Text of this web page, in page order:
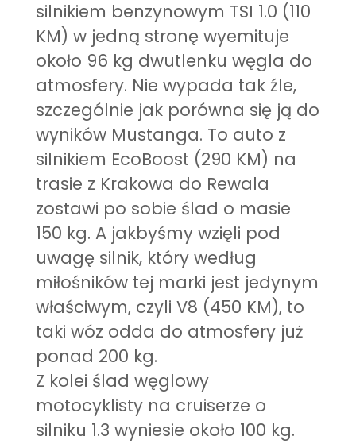
silnikiem benzynowym TSI 1.0 (110
KM) w jedną stronę wyemituje
około 96 kg dwutlenku węgla do
atmosfery. Nie wypada tak źle,
szczególnie jak porówna się ją do
wyników Mustanga. To auto z
silnikiem EcoBoost (290 KM) na
trasie z Krakowa do Rewala
zostawi po sobie ślad o masie
150 kg. A jakbyśmy wzięli pod
uwagę silnik, który według
miłośników tej marki jest jedynym
właściwym, czyli V8 (450 KM), to
taki wóz odda do atmosfery już
ponad 200 kg.
Z kolei ślad węglowy
motocyklisty na cruiserze o
silniku 1.3 wyniesie około 100 kg.